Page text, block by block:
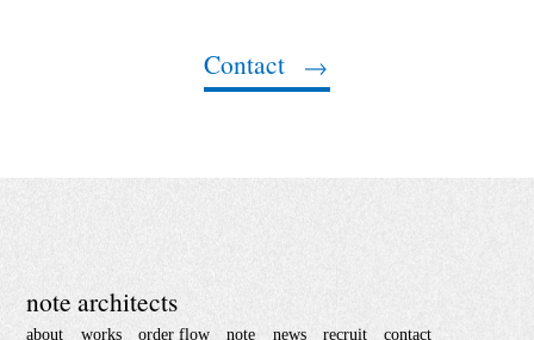
Contact
note architects
about works order flow note news recruit contact